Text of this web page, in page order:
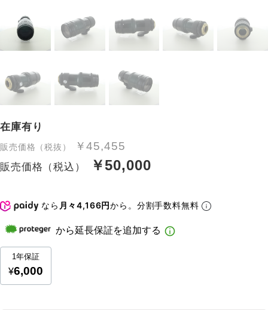
在庫有り
販売価格（税抜） ￥45,455
販売価格（税込） ￥50,000
なら 月々4,166円から。分割手数料無料